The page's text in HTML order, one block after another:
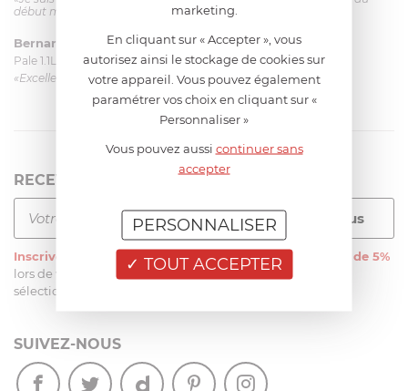
début mais ça le fait. La livraison a été très rapide. ...»
Bernard le 23/06/2026 à 09:43
Pale 1.1L pour Glacier Magimix 11031/121/123/124
«Excellent: produit et livraison»
RECEVEZ LA NEWSLETTER
Inscrivez-vous à notre newsletter et recevezune remise de 5%
lors de votre première commande sur notre site sur une
sélection d’articles, hors soldes et promotions
SUIVEZ-NOUS
marketing.
En cliquant sur « Accepter », vous
autorisez ainsi le stockage de cookies sur
votre appareil. Vous pouvez également
paramétrer vos choix en cliquant sur «
Personnaliser »
Vous pouvez aussi continuer sans
accepter
TOUT ACCEPTER
PERSONNALISER